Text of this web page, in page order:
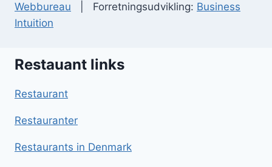
Webbureau | Forretningsudvikling: Business
Intuition
Restauant links
Restaurant
Restauranter
Restaurants in Denmark